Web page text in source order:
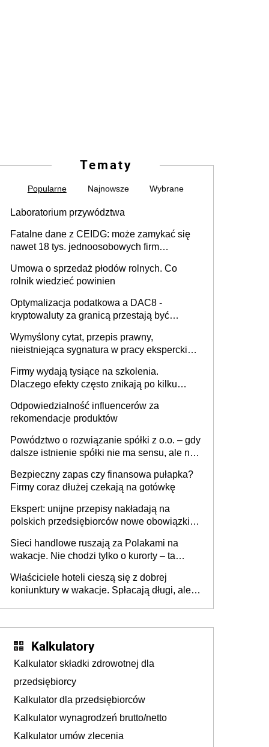
Tematy
Popularne Najnowsze Wybrane
Laboratorium przywództwa
Fatalne dane z CEIDG: może zamykać się
nawet 18 tys. jednoosobowych firm
Umowa o sprzedaż płodów rolnych. Co
rolnik wiedzieć powinien
Optymalizacja podatkowa a DAC8 -
kryptowaluty za granicą przestają być
Wymyślony cytat, przepis prawny,
nieistniejąca sygnatura w pracy eksperckiej -
firmie
Firmy wydają tysiące na szkolenia.
Dlaczego efekty często znikają po kilku
Odpowiedzialność influencerów za
rekomendacje produktów
Powództwo o rozwiązanie spółki z o.o. – gdy
dalsze istnienie spółki nie ma sensu, ale nie
Bezpieczny zapas czy finansowa pułapka?
Firmy coraz dłużej czekają na gotówkę
Ekspert: unijne przepisy nakładają na
polskich przedsiębiorców nowe obowiązki w
Sieci handlowe ruszają za Polakami na
wakacje. Nie chodzi tylko o kurorty – ta
tam, gdzie wielu spędzi urlop po cichu
Właściciele hoteli cieszą się z dobrej
koniunktury w wakacje. Spłacają długi, ale
Kalkulatory
Kalkulator składki zdrowotnej dla
przedsiębiorcy
Kalkulator dla przedsiębiorców
Kalkulator wynagrodzeń brutto/netto
Kalkulator umów zlecenia